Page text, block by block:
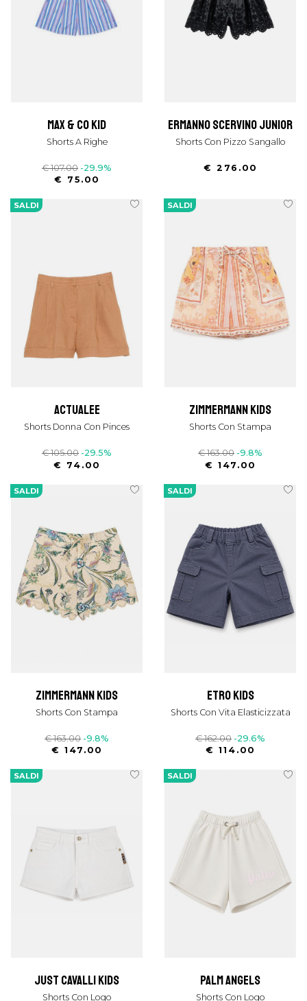
max & co kid
Shorts A Righe
€ 107.00 -29.9%
€ 75.00
ermanno scervino junior
Shorts Con Pizzo Sangallo
€ 276.00
SALDI
actualee
Shorts Donna Con Pinces
€ 105.00 -29.5%
€ 74.00
SALDI
zimmermann kids
Shorts Con Stampa
€ 163.00 -9.8%
€ 147.00
SALDI
zimmermann kids
Shorts Con Stampa
€ 163.00 -9.8%
€ 147.00
SALDI
etro kids
Shorts Con Vita Elasticizzata
€ 162.00 -29.6%
€ 114.00
SALDI
just cavalli kids
Shorts Con Logo
SALDI
palm angels
Shorts Con Logo